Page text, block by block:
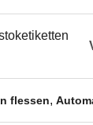
flessen,